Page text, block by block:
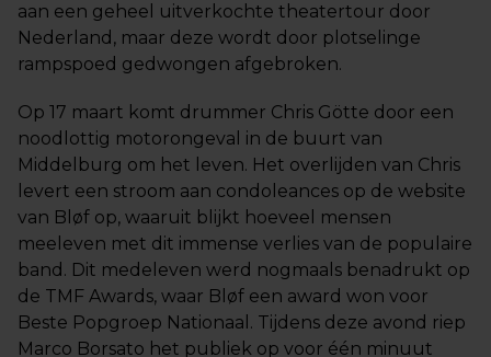
aan een geheel uitverkochte theatertour door
Nederland, maar deze wordt door plotselinge
rampspoed gedwongen afgebroken.
Op 17 maart komt drummer Chris Götte door een
noodlottig motorongeval in de buurt van
Middelburg om het leven. Het overlijden van Chris
levert een stroom aan condoleances op de website
van Bløf op, waaruit blijkt hoeveel mensen
meeleven met dit immense verlies van de populaire
band. Dit medeleven werd nogmaals benadrukt op
de TMF Awards, waar Bløf een award won voor
Beste Popgroep Nationaal. Tijdens deze avond riep
Marco Borsato het publiek op voor één minuut